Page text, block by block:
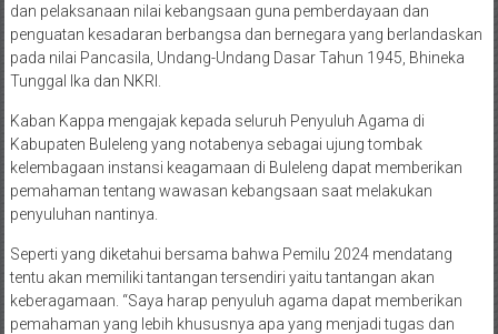
dan pelaksanaan nilai kebangsaan guna pemberdayaan dan
penguatan kesadaran berbangsa dan bernegara yang berlandaskan
pada nilai Pancasila, Undang-Undang Dasar Tahun 1945, Bhineka
Tunggal Ika dan NKRI.
Kaban Kappa mengajak kepada seluruh Penyuluh Agama di
Kabupaten Buleleng yang notabenya sebagai ujung tombak
kelembagaan instansi keagamaan di Buleleng dapat memberikan
pemahaman tentang wawasan kebangsaan saat melakukan
penyuluhan nantinya.
Seperti yang diketahui bersama bahwa Pemilu 2024 mendatang
tentu akan memiliki tantangan tersendiri yaitu tantangan akan
keberagamaan. “Saya harap penyuluh agama dapat memberikan
pemahaman yang lebih khususnya apa yang menjadi tugas dan